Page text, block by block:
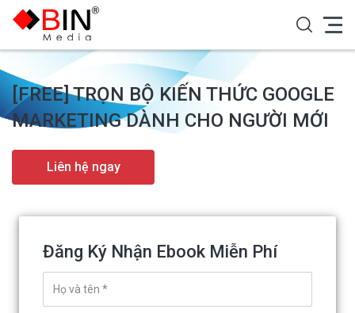
[FREE] TRỌN BỘ KIẾN THỨC GOOGLE
MARKETING DÀNH CHO NGƯỜI MỚI
Liên hệ ngay
Đăng Ký Nhận Ebook Miễn Phí